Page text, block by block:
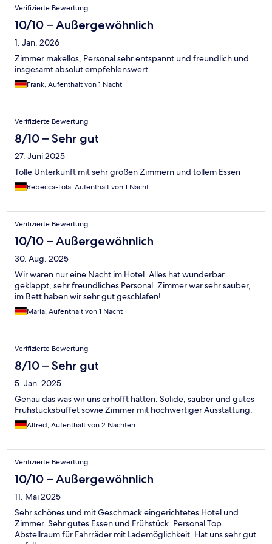
Verifizierte Bewertung
10/10 – Außergewöhnlich
1. Jan. 2026
Zimmer makellos, Personal sehr entspannt und freundlich und
insgesamt absolut empfehlenswert
Frank, Aufenthalt von 1 Nacht
Verifizierte Bewertung
8/10 – Sehr gut
27. Juni 2025
Tolle Unterkunft mit sehr großen Zimmern und tollem Essen
Rebecca-Lola, Aufenthalt von 1 Nacht
Verifizierte Bewertung
10/10 – Außergewöhnlich
30. Aug. 2025
Wir waren nur eine Nacht im Hotel. Alles hat wunderbar
geklappt, sehr freundliches Personal. Zimmer war sehr sauber,
im Bett haben wir sehr gut geschlafen!
Maria, Aufenthalt von 1 Nacht
Verifizierte Bewertung
8/10 – Sehr gut
5. Jan. 2025
Genau das was wir uns erhofft hatten. Solide, sauber und gutes
Frühstücksbuffet sowie Zimmer mit hochwertiger Ausstattung.
Alfred, Aufenthalt von 2 Nächten
Verifizierte Bewertung
10/10 – Außergewöhnlich
11. Mai 2025
Sehr schönes und mit Geschmack eingerichtetes Hotel und
Zimmer. Sehr gutes Essen und Frühstück. Personal Top.
Abstellraum für Fahrräder mit Lademöglichkeit. Hat uns sehr gut